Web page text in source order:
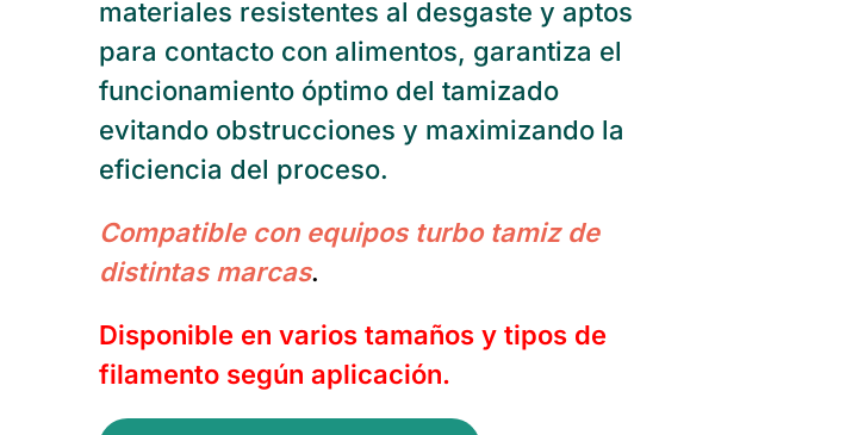
materiales resistentes al desgaste y aptos
para contacto con alimentos, garantiza el
funcionamiento óptimo del tamizado
evitando obstrucciones y maximizando la
eficiencia del proceso.
Compatible con equipos turbo tamiz de
distintas marcas.
Disponible en varios tamaños y tipos de
filamento según aplicación.